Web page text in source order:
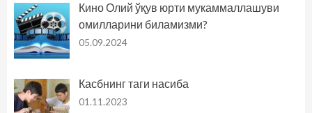
Кино Олий ўқув юрти мукаммаллашуви
омилларини биламизми?
05.09.2024
Касбнинг таги насиба
01.11.2023